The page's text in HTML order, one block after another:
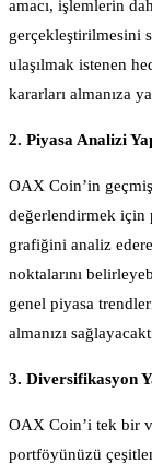
amacı, işlemlerin
gerçekleştirilmesini
ulaşılmak istenen
kararları almanıza
2. Piyasa Analizi
OAX Coin’in
değerlendirmek için
grafiğini analiz
noktalarını
genel piyasa
almanızı
3. Diversifikasyon
OAX Coin’i tek bir
portföyünüzü